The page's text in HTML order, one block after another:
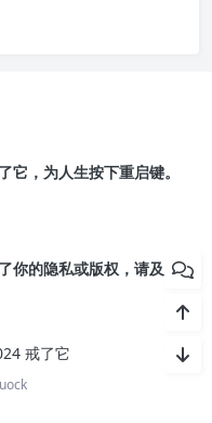
，为人生按下重启键。
你的隐私或版权，请及时联
戒了它